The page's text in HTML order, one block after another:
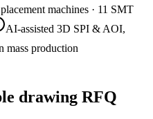
machines · 11 SMT
AI-assisted 3D SPI & AOI,
mass production
drawing RFQ